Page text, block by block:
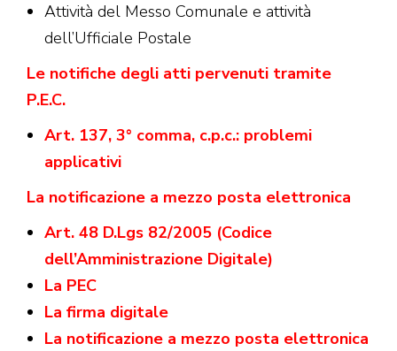
Attività del Messo Comunale e attività
dell’Ufficiale Postale
Le notifiche degli atti pervenuti tramite
P.E.C.
Art. 137, 3° comma, c.p.c.: problemi
applicativi
La notificazione a mezzo posta elettronica
Art. 48 D.Lgs 82/2005 (Codice
dell’Amministrazione Digitale)
La PEC
La firma digitale
La notificazione a mezzo posta elettronica